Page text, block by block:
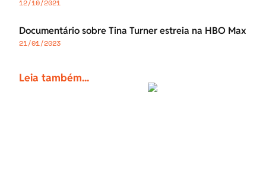
12/10/2021
Documentário sobre Tina Turner estreia na HBO Max
21/01/2023
Leia também...